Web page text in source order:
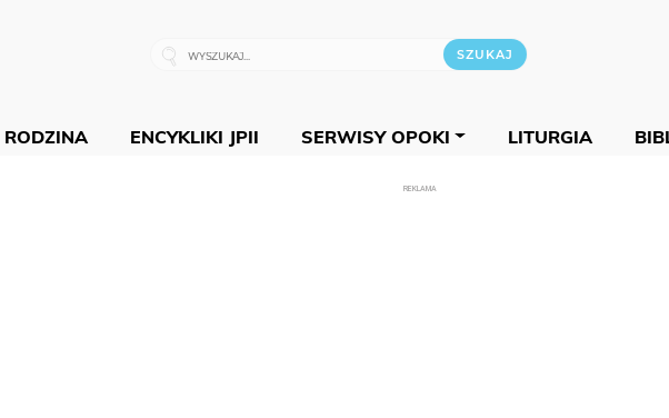
RODZINA ENCYKLIKI JPII SERWISY OPOKI LITURGIA
REKLAMA